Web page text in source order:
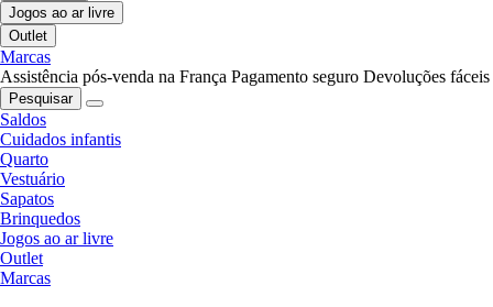
Jogos ao ar livre
Outlet
Marcas
Assistência pós-venda na França Pagamento seguro Devoluções fáceis
Pesquisar
Saldos
Cuidados infantis
Quarto
Vestuário
Sapatos
Brinquedos
Jogos ao ar livre
Outlet
Marcas